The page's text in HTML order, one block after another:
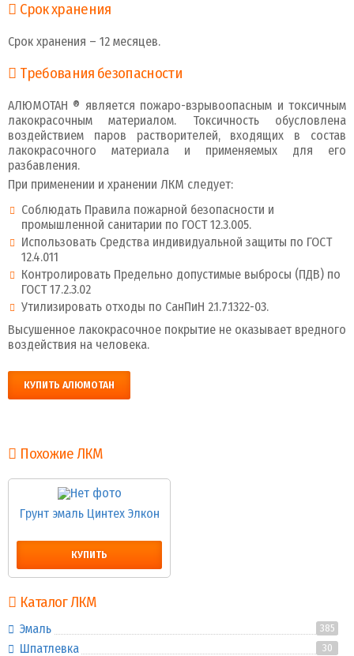
Срок хранения
Срок хранения – 12 месяцев.
Требования безопасности
АЛЮМОТАН ® является пожаро-взрывоопасным и токсичным
лакокрасочным материалом. Токсичность обусловлена
воздействием паров растворителей, входящих в состав
лакокрасочного материала и применяемых для его
разбавления.
При применении и хранении ЛКМ следует:
Соблюдать Правила пожарной безопасности и
промышленной санитарии по ГОСТ 12.3.005.
Использовать Средства индивидуальной защиты по ГОСТ
12.4.011
Контролировать Предельно допустимые выбросы (ПДВ) по
ГОСТ 17.2.3.02
Утилизировать отходы по СанПиН 2.1.7.1322-03.
Высушенное лакокрасочное покрытие не оказывает вредного
воздействия на человека.
КУПИТЬ АЛЮМОТАН
Похожие ЛКМ
Грунт эмаль Цинтех Элкон
КУПИТЬ
Каталог ЛКМ
Эмаль 385
Шпатлевка 30